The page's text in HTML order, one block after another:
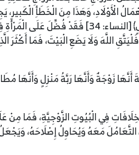
الْأَوْلَادِ، وَهَذَا مِنَ الْخَطَأِ
عَلَى النِّسَاءِ بِمَا فَضَّلَ اللَّهُ بَعْضَهُمْ
اللَّهَ وَلَا يَضَعِ الْبَيْتَ، فَمَا أَكْثَرَ
زَوْجَةٌ وَأَنَّهَا رَبَّةُ مَنْزِلٍ وَأَنَّهَا
فِي الْبُيُوتِ الزَّوْجِيَّةِ، فَمَا مِنْ
مَعَهُ وَيُحَاوِلُ إِصْلَاحَهُ،